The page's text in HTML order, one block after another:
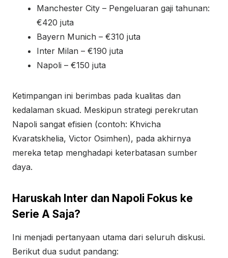
Manchester City – Pengeluaran gaji tahunan:
€420 juta
Bayern Munich – €310 juta
Inter Milan – €190 juta
Napoli – €150 juta
Ketimpangan ini berimbas pada kualitas dan
kedalaman skuad. Meskipun strategi perekrutan
Napoli sangat efisien (contoh: Khvicha
Kvaratskhelia, Victor Osimhen), pada akhirnya
mereka tetap menghadapi keterbatasan sumber
daya.
Haruskah Inter dan Napoli Fokus ke
Serie A Saja?
Ini menjadi pertanyaan utama dari seluruh diskusi.
Berikut dua sudut pandang: